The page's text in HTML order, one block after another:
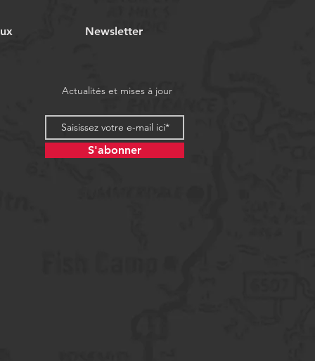
Newsletter
Actualités et mises à jour
S'abonner